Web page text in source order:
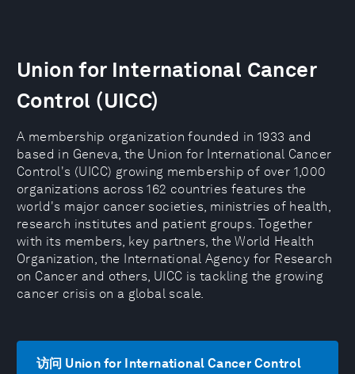
Union for International Cancer
Control (UICC)
A membership organization founded in 1933 and
based in Geneva, the Union for International Cancer
Control's (UICC) growing membership of over 1,000
organizations across 162 countries features the
world's major cancer societies, ministries of health,
research institutes and patient groups. Together
with its members, key partners, the World Health
Organization, the International Agency for Research
on Cancer and others, UICC is tackling the growing
cancer crisis on a global scale.
访问 Union for International Cancer Control